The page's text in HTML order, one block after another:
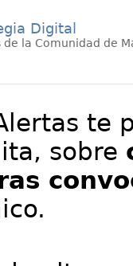
Digital
de la Comunidad de
te
sobre